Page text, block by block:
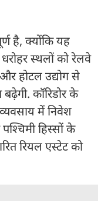
है, क्योंकि यह
स्थलों को रेलवे
होटल उद्योग से
कॉरिडोर के
में निवेश
हिस्सों के
रियल एस्टेट को